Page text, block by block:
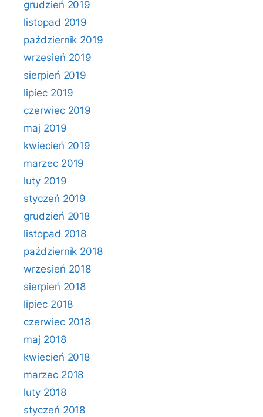
grudzień 2019
listopad 2019
październik 2019
wrzesień 2019
sierpień 2019
lipiec 2019
czerwiec 2019
maj 2019
kwiecień 2019
marzec 2019
luty 2019
styczeń 2019
grudzień 2018
listopad 2018
październik 2018
wrzesień 2018
sierpień 2018
lipiec 2018
czerwiec 2018
maj 2018
kwiecień 2018
marzec 2018
luty 2018
styczeń 2018